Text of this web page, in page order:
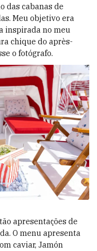
das cabanas de
Meu objetivo era
inspirada no meu
chique do après-
o fotógrafo.
apresentações de
O menu apresenta
caviar, Jamón